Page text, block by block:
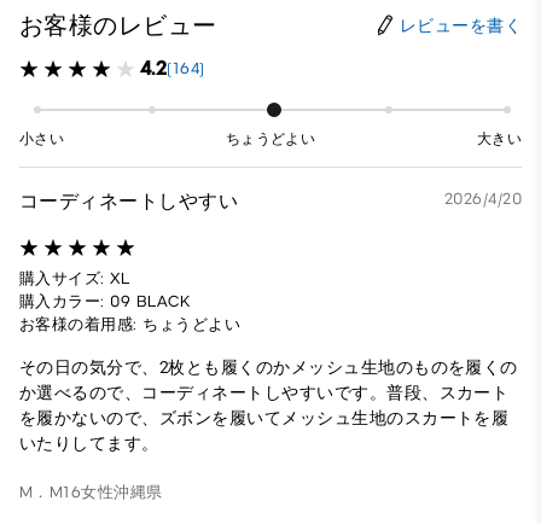
お客様のレビュー レビューを書く
4.2(164)
小さい ちょうどよい 大きい
コーディネートしやすい 2026/4/20
購入サイズ: XL
購入カラー: 09 BLACK
お客様の着用感: ちょうどよい
その日の気分で、2枚とも履くのかメッシュ生地のものを履くの
か選べるので、コーディネートしやすいです。普段、スカート
を履かないので、ズボンを履いてメッシュ生地のスカートを履
いたりしてます。
M．M16女性沖縄県